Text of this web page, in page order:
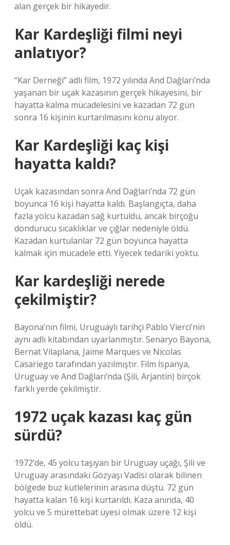
alan gerçek bir hikayedir.
Kar Kardeşliği filmi neyi
anlatıyor?
“Kar Derneği” adlı film, 1972 yılında And Dağları’nda
yaşanan bir uçak kazasının gerçek hikayesini, bir
hayatta kalma mücadelesini ve kazadan 72 gün
sonra 16 kişinin kurtarılmasını konu alıyor.
Kar Kardeşliği kaç kişi
hayatta kaldı?
Uçak kazasından sonra And Dağları’nda 72 gün
boyunca 16 kişi hayatta kaldı. Başlangıçta, daha
fazla yolcu kazadan sağ kurtuldu, ancak birçoğu
dondurucu sıcaklıklar ve çığlar nedeniyle öldü.
Kazadan kurtulanlar 72 gün boyunca hayatta
kalmak için mücadele etti. Yiyecek tedariki yoktu.
Kar kardeşliği nerede
çekilmiştir?
Bayona’nın filmi, Uruguaylı tarihçi Pablo Vierci’nin
aynı adlı kitabından uyarlanmıştır. Senaryo Bayona,
Bernat Vilaplana, Jaime Marques ve Nicolas
Casariego tarafından yazılmıştır. Film İspanya,
Uruguay ve And Dağları’nda (Şili, Arjantin) birçok
farklı yerde çekilmiştir.
1972 uçak kazası kaç gün
sürdü?
1972’de, 45 yolcu taşıyan bir Uruguay uçağı, Şili ve
Uruguay arasındaki Gözyaşı Vadisi olarak bilinen
bölgede buz kütlelerinin arasına düştü. 72 gün
hayatta kalan 16 kişi kurtarıldı. Kaza anında, 40
yolcu ve 5 mürettebat üyesi olmak üzere 12 kişi
öldü.